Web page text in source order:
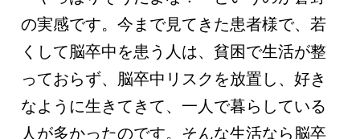
の実感です。今まで見てきた患者様で、若
くして脳卒中を患う人は、貧困で生活が整
っておらず、脳卒中リスクを放置し、好き
なように生きてきて、一人で暮らしている
人が多かったのです。そんな生活なら脳卒